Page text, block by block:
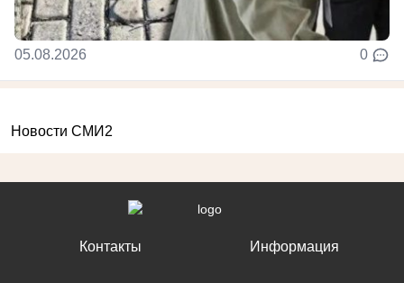
05.08.2026 0
Новости СМИ2
Контакты Информация